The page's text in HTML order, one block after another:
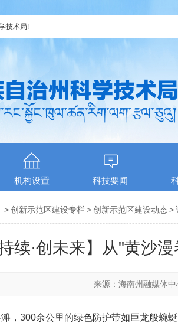
技术局!
机构设置 科技要闻
>创新示范区建设专栏>创新示范区建设动态>
持续·创未来】从"黄
来源：海南州融媒体中
，300余公里的绿色防护带如巨龙般蜿